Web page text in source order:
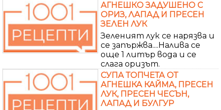
АГНЕШКО ЗАДУШЕНО С
ОРИЗ, ЛАПАД И ПРЕСЕН
ЗЕЛЕН ЛУК
Зеленият лук се нарязва и
се запържва....Налива се
още 1 литър вода и се
слага оризът.
СУПА ТОПЧЕТА ОТ
АГНЕШКА КАЙМА, ПРЕСЕН
ЛУК, ПРЕСЕН ЧЕСЪН,
ЛАПАД И БУЛГУР